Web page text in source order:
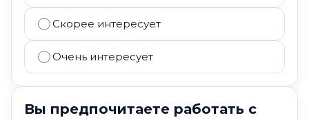
Скорее интересует
Очень интересует
Вы предпочитаете работать с